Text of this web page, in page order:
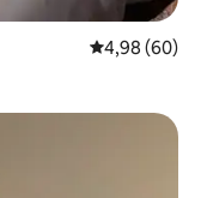
Évaluation
4,98 (60)